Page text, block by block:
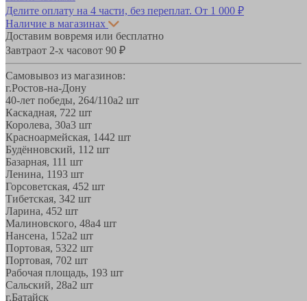
Делите оплату на 4 части, без переплат. От 1 000 ₽
Наличие в магазинах
Доставим вовремя или бесплатно
Завтраот 2-х часовот 90 ₽
Самовывоз из магазинов:
г.Ростов-на-Дону
40-лет победы, 264/110а2 шт
Каскадная, 722 шт
Королева, 30а3 шт
Красноармейская, 1442 шт
Будённовский, 11 2 шт
Базарная, 111 шт
Ленина, 1193 шт
Горсоветская, 452 шт
Тибетская, 342 шт
Ларина, 452 шт
Малиновского, 48а4 шт
Нансена, 152а2 шт
Портовая, 5322 шт
Портовая, 702 шт
Рабочая площадь, 193 шт
Сальский, 28a2 шт
г.Батайск